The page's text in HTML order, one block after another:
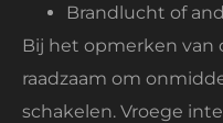
Brandlucht of
Bij het opmerken van
raadzaam om
schakelen. Vroege